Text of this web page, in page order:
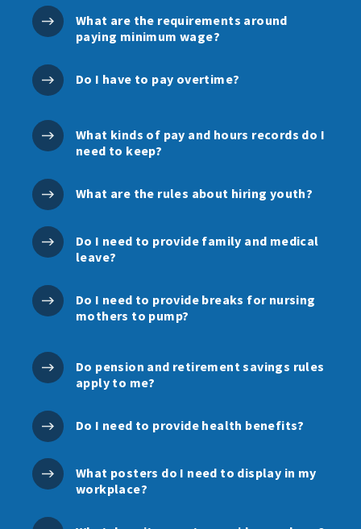
What are the requirements around
paying minimum wage?
Do I have to pay overtime?
What kinds of pay and hours records do I
need to keep?
What are the rules about hiring youth?
Do I need to provide family and medical
leave?
Do I need to provide breaks for nursing
mothers to pump?
Do pension and retirement savings rules
apply to me?
Do I need to provide health benefits?
What posters do I need to display in my
workplace?